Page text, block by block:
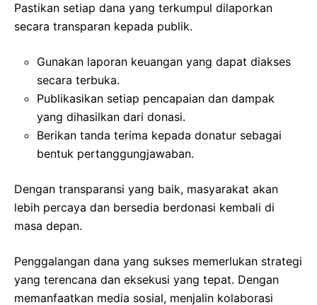
Pastikan setiap dana yang terkumpul dilaporkan
secara transparan kepada publik.
Gunakan laporan keuangan yang dapat diakses
secara terbuka.
Publikasikan setiap pencapaian dan dampak
yang dihasilkan dari donasi.
Berikan tanda terima kepada donatur sebagai
bentuk pertanggungjawaban.
Dengan transparansi yang baik, masyarakat akan
lebih percaya dan bersedia berdonasi kembali di
masa depan.
Penggalangan dana yang sukses memerlukan strategi
yang terencana dan eksekusi yang tepat. Dengan
memanfaatkan media sosial, menjalin kolaborasi